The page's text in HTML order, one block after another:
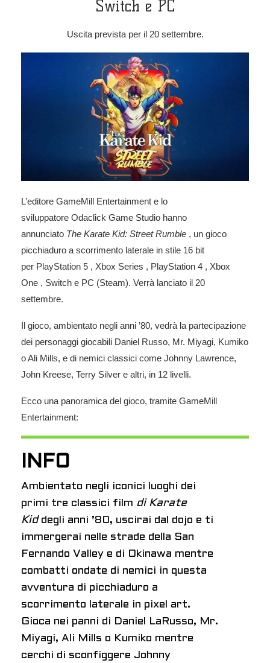
Switch e PC
Uscita prevista per il 20 settembre.
L’editore GameMill Entertainment e lo
sviluppatore Odaclick Game Studio hanno
annunciato The Karate Kid: Street Rumble , un gioco
picchiaduro a scorrimento laterale in stile 16 bit
per PlayStation 5 , Xbox Series , PlayStation 4 , Xbox
One , Switch e PC (Steam). Verrà lanciato il 20
settembre.
Il gioco, ambientato negli anni ’80, vedrà la partecipazione
dei personaggi giocabili Daniel Russo, Mr. Miyagi, Kumiko
o Ali Mills, e di nemici classici come Johnny Lawrence,
John Kreese, Terry Silver e altri, in 12 livelli.
Ecco una panoramica del gioco, tramite GameMill
Entertainment:
INFO
Ambientato negli iconici luoghi dei
primi tre classici film di Karate
Kiddegli anni ’80, uscirai dal dojo e ti
immergerai nelle strade della San
Fernando Valley e di Okinawa mentre
combatti ondate di nemici in questa
avventura di picchiaduro a
scorrimento laterale in pixel art.
Gioca nei panni di Daniel LaRusso, Mr.
Miyagi, Ali Mills o Kumiko mentre
cerchi di sconfiggere Johnny